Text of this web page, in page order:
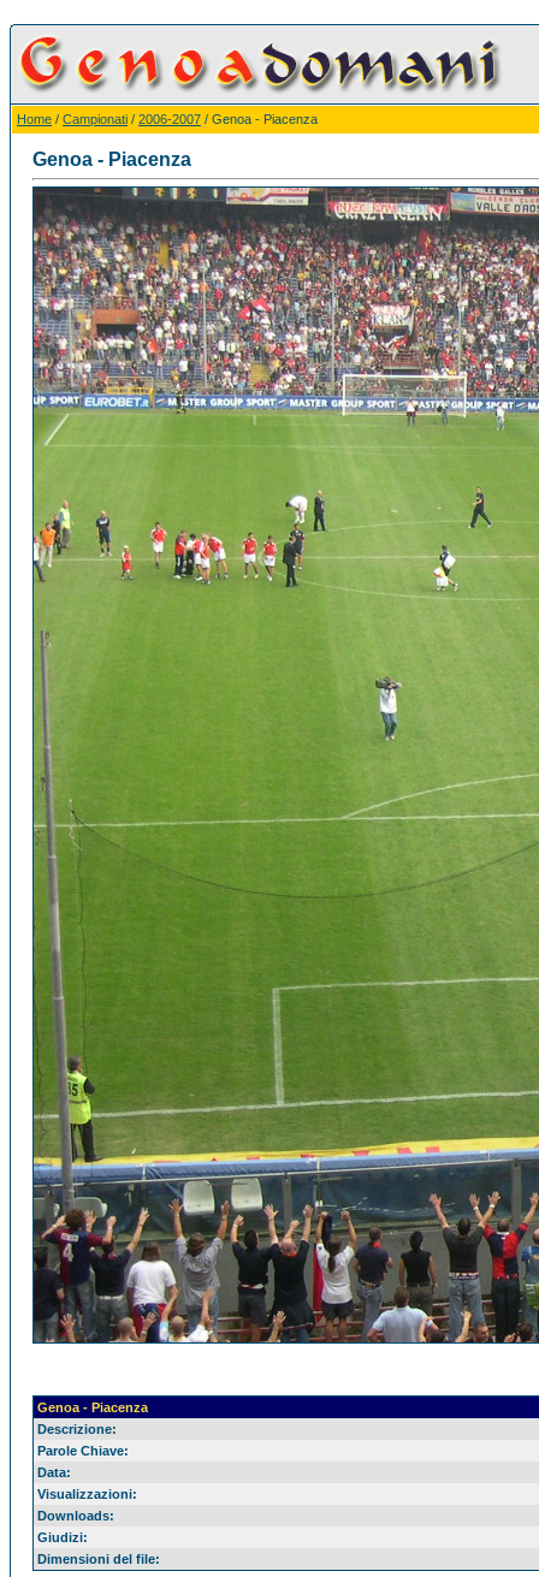
Home / Campionati / 2006-2007 / Genoa - Piacenza
Genoa - Piacenza
Genoa - Piacenza
Descrizione:
Parole Chiave:
Data:
Visualizzazioni:
Downloads:
Giudizi:
Dimensioni del file: